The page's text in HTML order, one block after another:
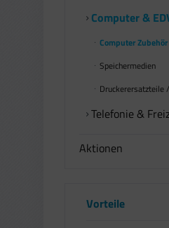
Computer &
Computer Zubehör
Speichermedien
Druckerersatzteile
Telefonie &
Aktionen
Vorteile